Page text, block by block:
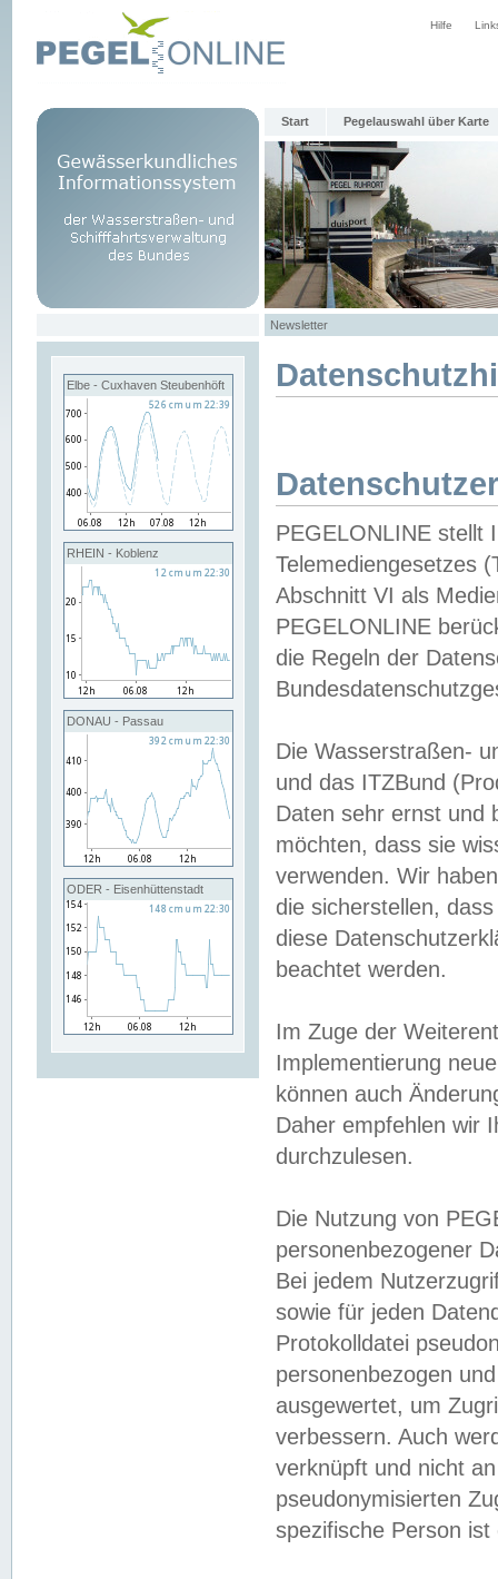
Hilfe
Start Pegelauswahl über Karte
Newsletter
Elbe - Cuxhaven Steubenhöft
RHEIN - Koblenz
DONAU - Passau
ODER - Eisenhüttenstadt
PEGELONLINE stellt
Telemediengesetzes
Abschnitt VI als
PEGELONLINE
die Regeln der
Die Wasserstraßen-
und das ITZBund
Daten sehr ernst und
möchten, dass sie
verwenden. Wir
die sicherstellen,
diese
beachtet werden.
Im Zuge der
Implementierung
können auch
Daher empfehlen wir
durchzulesen.
Die Nutzung von
personenbezogener
Bei jedem
sowie für jeden
Protokolldatei
personenbezogen
ausgewertet, um
verbessern. Auch
verknüpft und nicht
pseudonymisierten
spezifische Person